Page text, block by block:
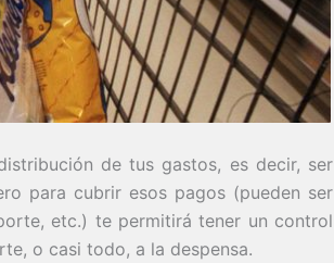
de tus gastos, es decir, ser
para cubrir esos pagos (pueden ser
etc.) te permitirá tener un control
o casi todo, a la despensa.